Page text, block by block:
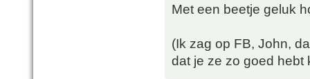
Met een beetje geluk
(Ik zag op FB, John,
dat je ze zo goed hebt